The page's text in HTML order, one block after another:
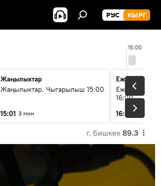
РУС КЫРГ
15:00
Жаңылыктар
Жаңылыктар. Чыгарылыш 15:00
15:01 3 мин
Ежедневные
Ежедневные
16:00
16:01
3 мин
г. Бишкек 89.3